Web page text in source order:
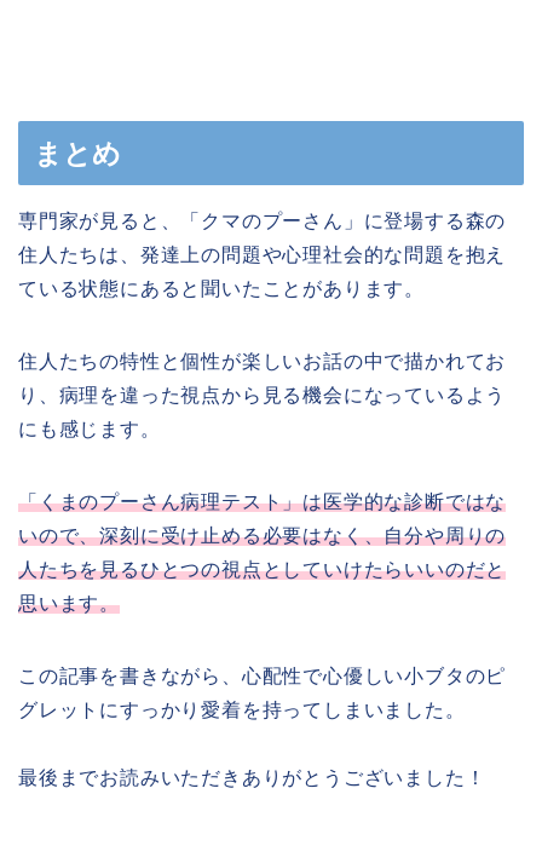
まとめ
専門家が見ると、「クマのプーさん」に登場する森の
住人たちは、発達上の問題や心理社会的な問題を抱え
ている状態にあると聞いたことがあります。
住人たちの特性と個性が楽しいお話の中で描かれてお
り、病理を違った視点から見る機会になっているよう
にも感じます。
「くまのプーさん病理テスト」は医学的な診断ではな
いので、深刻に受け止める必要はなく、自分や周りの
人たちを見るひとつの視点としていけたらいいのだと
思います。
この記事を書きながら、心配性で心優しい小ブタのピ
グレットにすっかり愛着を持ってしまいました。
最後までお読みいただきありがとうございました！